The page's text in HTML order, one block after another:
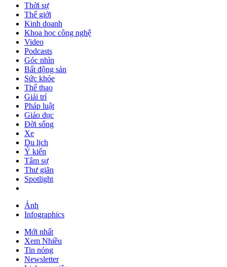
Thời sự
Thế giới
Kinh doanh
Khoa học công nghệ
Video
Podcasts
Góc nhìn
Bất động sản
Sức khỏe
Thể thao
Giải trí
Pháp luật
Giáo dục
Đời sống
Xe
Du lịch
Ý kiến
Tâm sự
Thư giãn
Spotlight
Ảnh
Infographics
Mới nhất
Xem Nhiều
Tin nóng
Newsletter